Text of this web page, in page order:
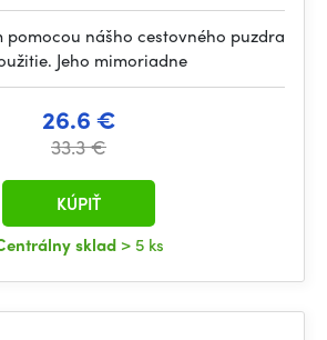
pomocou nášho cestovného puzdra
Jeho mimoriadne
26.6 €
33.3 €
sklad > 5 ks
KÚPIŤ